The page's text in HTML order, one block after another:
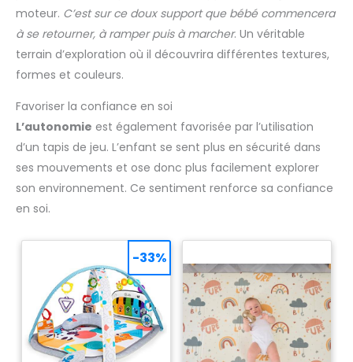
moteur. C’est sur ce doux support que bébé commencera
à se retourner, à ramper puis à marcher. Un véritable
terrain d’exploration où il découvrira différentes textures,
formes et couleurs.
Favoriser la confiance en soi
L’autonomie est également favorisée par l’utilisation
d’un tapis de jeu. L’enfant se sent plus en sécurité dans
ses mouvements et ose donc plus facilement explorer
son environnement. Ce sentiment renforce sa confiance
en soi.
-33%